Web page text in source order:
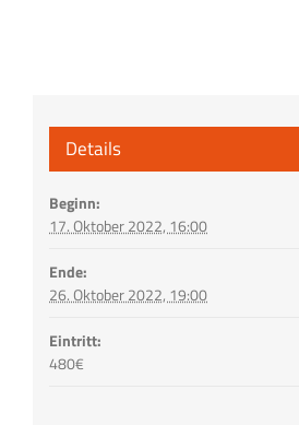
Details
Beginn:
17. Oktober 2022, 16:00
Ende:
26. Oktober 2022, 19:00
Eintritt:
480€